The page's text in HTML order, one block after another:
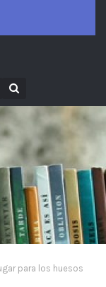
para los huesos